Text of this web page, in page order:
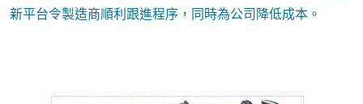
新平台令製造商順利跟進程序，同時為公司降低成本。